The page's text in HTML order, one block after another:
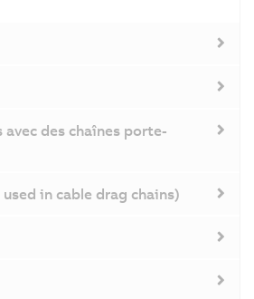
des chaînes porte-
in cable drag chains)